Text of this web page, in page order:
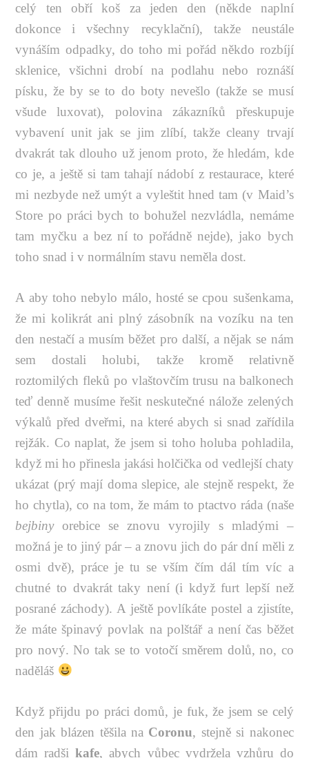
celý ten obří koš za jeden den (někde naplní
dokonce i všechny recyklační), takže neustále
vynáším odpadky, do toho mi pořád někdo rozbíjí
sklenice, všichni drobí na podlahu nebo roznáší
písku, že by se to do boty nevešlo (takže se musí
všude luxovat), polovina zákazníků přeskupuje
vybavení unit jak se jim zlíbí, takže cleany trvají
dvakrát tak dlouho už jenom proto, že hledám, kde
co je, a ještě si tam tahají nádobí z restaurace, které
mi nezbyde než umýt a vyleštit hned tam (v Maid’s
Store po práci bych to bohužel nezvládla, nemáme
tam myčku a bez ní to pořádně nejde), jako bych
toho snad i v normálním stavu neměla dost.
A aby toho nebylo málo, hosté se cpou sušenkama,
že mi kolikrát ani plný zásobník na vozíku na ten
den nestačí a musím běžet pro další, a nějak se nám
sem dostali holubi, takže kromě relativně
roztomilých fleků po vlaštovčím trusu na balkonech
teď denně musíme řešit neskutečné nálože zelených
výkalů před dveřmi, na které abych si snad zařídila
rejžák. Co naplat, že jsem si toho holuba pohladila,
když mi ho přinesla jakási holčička od vedlejší chaty
ukázat (prý mají doma slepice, ale stejně respekt, že
ho chytla), co na tom, že mám to ptactvo ráda (naše
bejbinyorebice se znovu vyrojily s mladými –
možná je to jiný pár – a znovu jich do pár dní měli z
osmi dvě), práce je tu se vším čím dál tím víc a
chutné to dvakrát taky není (i když furt lepší než
posrané záchody). A ještě povlíkáte postel a zjistíte,
že máte špinavý povlak na polštář a není čas běžet
pro nový. No tak se to votočí směrem dolů, no, co
naděláš
Když přijdu po práci domů, je fuk, že jsem se celý
den jak blázen těšila na Coronu, stejně si nakonec
dám radšikafe, abych vůbec vydržela vzhůru do